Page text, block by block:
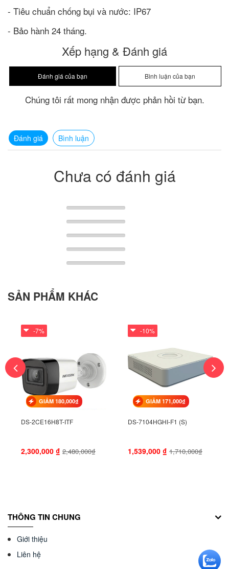
- Tiêu chuẩn chống bụi và nước: IP67
- Bảo hành 24 tháng.
Xếp hạng & Đánh giá
Chúng tôi rất mong nhận được phản hồi từ bạn.
Đánh giá Bình luận
Chưa có đánh giá
SẢN PHẨM KHÁC
-7%
GIẢM 180,000₫
DS-2CE16H8T-ITF
2,300,000 ₫ 2,480,000₫
-10%
GIẢM 171,000₫
DS-7104HGHI-F1 (S)
1,539,000 ₫ 1,710,000₫
THÔNG TIN CHUNG
Giới thiệu
Liên hệ